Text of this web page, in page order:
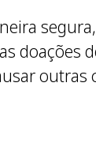
doações
outras